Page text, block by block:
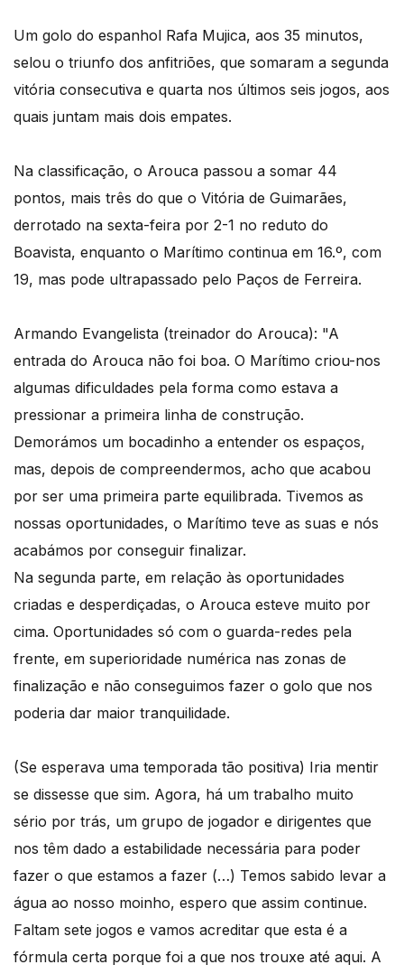
Um golo do espanhol Rafa Mujica, aos 35 minutos,
selou o triunfo dos anfitriões, que somaram a segunda
vitória consecutiva e quarta nos últimos seis jogos, aos
quais juntam mais dois empates.
Na classificação, o Arouca passou a somar 44
pontos, mais três do que o Vitória de Guimarães,
derrotado na sexta-feira por 2-1 no reduto do
Boavista, enquanto o Marítimo continua em 16.º, com
19, mas pode ultrapassado pelo Paços de Ferreira.
Armando Evangelista (treinador do Arouca): "A
entrada do Arouca não foi boa. O Marítimo criou-nos
algumas dificuldades pela forma como estava a
pressionar a primeira linha de construção.
Demorámos um bocadinho a entender os espaços,
mas, depois de compreendermos, acho que acabou
por ser uma primeira parte equilibrada. Tivemos as
nossas oportunidades, o Marítimo teve as suas e nós
acabámos por conseguir finalizar.
Na segunda parte, em relação às oportunidades
criadas e desperdiçadas, o Arouca esteve muito por
cima. Oportunidades só com o guarda-redes pela
frente, em superioridade numérica nas zonas de
finalização e não conseguimos fazer o golo que nos
poderia dar maior tranquilidade.
(Se esperava uma temporada tão positiva) Iria mentir
se dissesse que sim. Agora, há um trabalho muito
sério por trás, um grupo de jogador e dirigentes que
nos têm dado a estabilidade necessária para poder
fazer o que estamos a fazer (…) Temos sabido levar a
água ao nosso moinho, espero que assim continue.
Faltam sete jogos e vamos acreditar que esta é a
fórmula certa porque foi a que nos trouxe até aqui. A